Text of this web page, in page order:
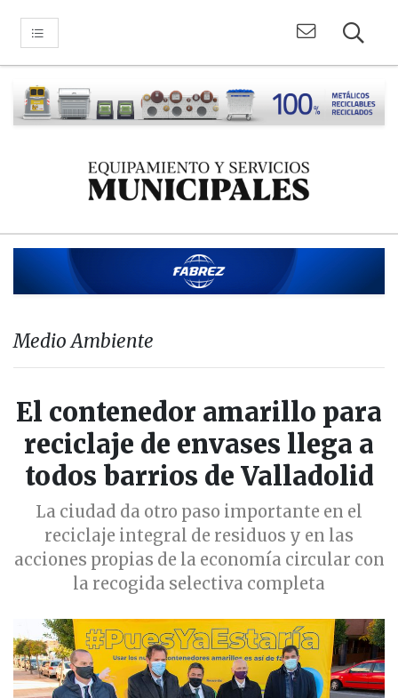
Medio Ambiente
El contenedor amarillo para
reciclaje de envases llega a
todos barrios de Valladolid
La ciudad da otro paso importante en el
reciclaje integral de residuos y en las
acciones propias de la economía circular con
la recogida selectiva completa